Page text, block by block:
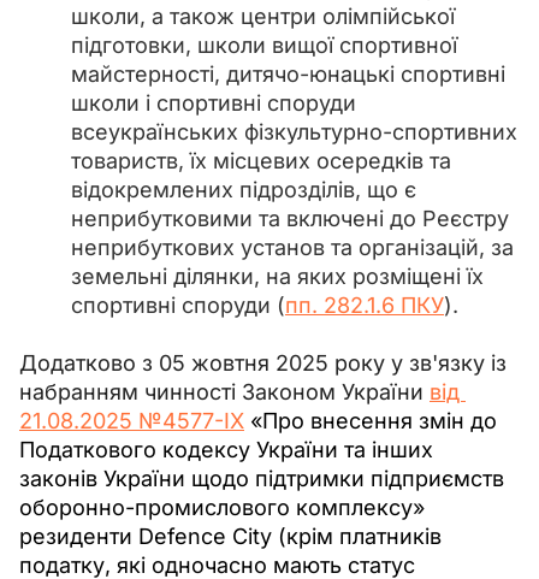
школи, а також центри олімпійської
підготовки, школи вищої спортивної
майстерності, дитячо-юнацькі спортивні
школи і спортивні споруди
всеукраїнських фізкультурно-спортивних
товариств, їх місцевих осередків та
відокремлених підрозділів, що є
неприбутковими та включені до Реєстру
неприбуткових установ та організацій, за
земельні ділянки, на яких розміщені їх
спортивні споруди (пп. 282.1.6 ПКУ).
Додатково з 05 жовтня 2025 року у зв'язку із
набранням чинності Законом України від
21.08.2025 №4577-IX «Про внесення змін до
Податкового кодексу України та інших
законів України щодо підтримки підприємств
оборонно-промислового комплексу»
резиденти Defence City (крім платників
податку, які одночасно мають статус